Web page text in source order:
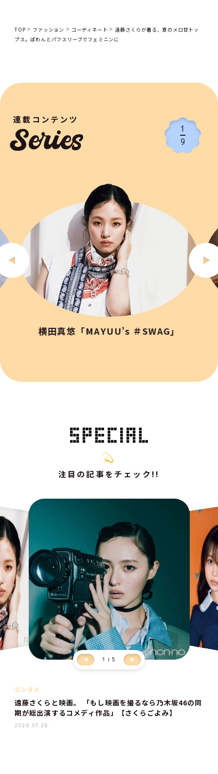
TOP ファッション コーディネート
遠藤さくらが着る、夏のメロ甘トッ
プス。ぽわんとパフスリーブでフェミニンに
連載コンテンツ
Series
横田真悠「MAYUU’s ＃SWAG」
1
9
注目の記事をチェック!!
1 5
エンタメ
遠藤さくらと映画。 「もし映画を撮るなら乃木坂46の同
期が総出演するコメディ作品」【さくらごよみ】
2026.07.26